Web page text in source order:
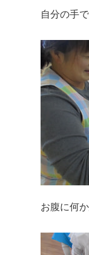
自分の手
お腹に何